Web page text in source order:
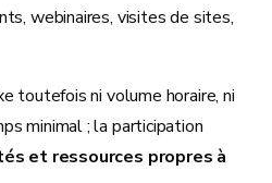
webinaires, visites de sites,
toutefois ni volume horaire, ni
minimal ; la participation
et ressources propres à